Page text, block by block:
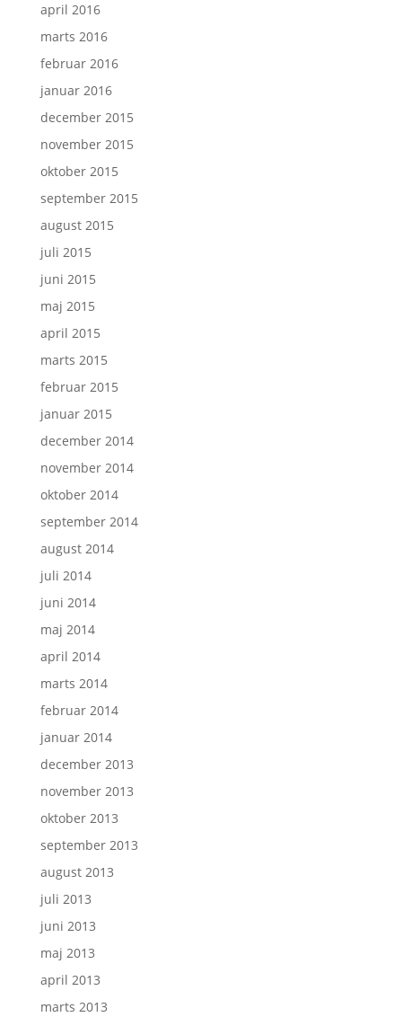
april 2016
marts 2016
februar 2016
januar 2016
december 2015
november 2015
oktober 2015
september 2015
august 2015
juli 2015
juni 2015
maj 2015
april 2015
marts 2015
februar 2015
januar 2015
december 2014
november 2014
oktober 2014
september 2014
august 2014
juli 2014
juni 2014
maj 2014
april 2014
marts 2014
februar 2014
januar 2014
december 2013
november 2013
oktober 2013
september 2013
august 2013
juli 2013
juni 2013
maj 2013
april 2013
marts 2013